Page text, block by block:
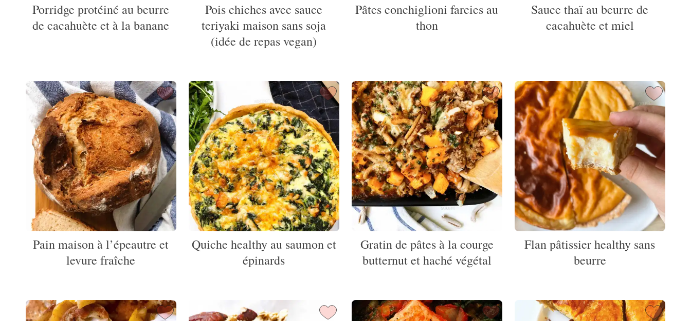
Porridge protéiné au beurre
de cacahuète et à la banane
Pois chiches avec sauce
teriyaki maison sans soja
(idée de repas vegan)
Pâtes conchiglioni farcies au
thon
Sauce thaï au beurre de
cacahuète et miel
Pain maison à l’épeautre et
levure fraîche
Quiche healthy au saumon et
épinards
Gratin de pâtes à la courge
butternut et haché végétal
Flan pâtissier healthy sans
beurre